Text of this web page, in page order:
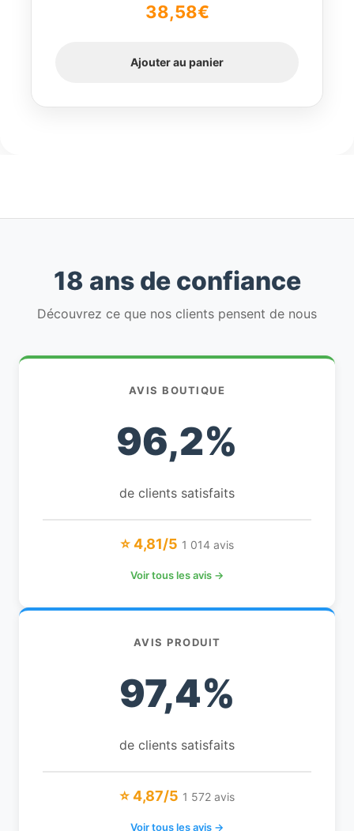
5
38,58€
Ajouter au panier
18 ans de confiance
Découvrez ce que nos clients pensent de nous
AVIS BOUTIQUE
96,2%
de clients satisfaits
⭐ 4,81/5 1 014 avis
Voir tous les avis →
AVIS PRODUIT
97,4%
de clients satisfaits
⭐ 4,87/5 1 572 avis
Voir tous les avis →